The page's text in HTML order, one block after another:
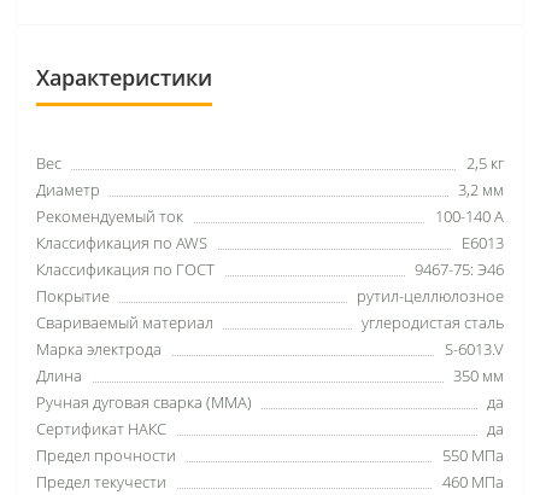
Характеристики
Вес
2,5 кг
Диаметр
3,2 мм
Рекомендуемый ток
100-140 А
Классификация по AWS
Е6013
Классификация по ГОСТ
9467-75: Э46
Покрытие
рутил-целлюлозное
Свариваемый материал
углеродистая сталь
Марка электрода
S-6013.V
Длина
350 мм
Ручная дуговая сварка (MMA)
да
Сертификат НАКС
да
Предел прочности
550 МПа
Предел текучести
460 МПа